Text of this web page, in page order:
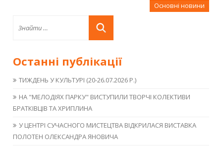
Основні новини
Останні публікації
ТИЖДЕНЬ У КУЛЬТУРІ (20-26.07.2026 Р.)
НА "МЕЛОДІЯХ ПАРКУ" ВИСТУПИЛИ ТВОРЧІ КОЛЕКТИВИ
БРАТКІВЦІВ ТА ХРИПЛИНА
У ЦЕНТРІ СУЧАСНОГО МИСТЕЦТВА ВІДКРИЛАСЯ ВИСТАВКА
ПОЛОТЕН ОЛЕКСАНДРА ЯНОВИЧА